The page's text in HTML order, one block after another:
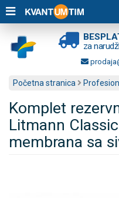
za
Početna stranica
Komplet
Litmann
membrana sa